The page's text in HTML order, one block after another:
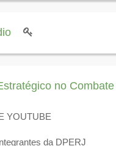
visualização até 31 de
no
YOUTUBE
da DPERJ